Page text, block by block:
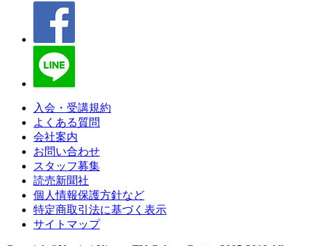
入会・受講規約
よくある質問
会社案内
お問い合わせ
スタッフ募集
読売新聞社
個人情報保護方針など
特定商取引法に基づく表示
サイトマップ